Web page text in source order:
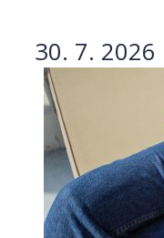
30. 7. 2026